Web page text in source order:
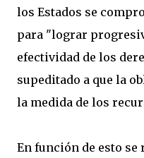
los Estados se
para "lograr
efectividad de los
supeditado a que la
la medida de los
En función de esto se